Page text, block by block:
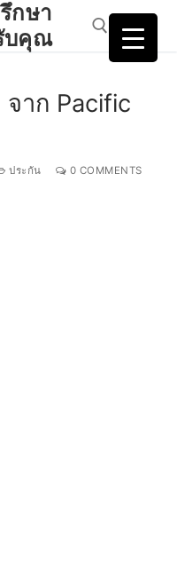
กษา
บคุณ
าก Pacific
ประกัน 0 COMMENTS